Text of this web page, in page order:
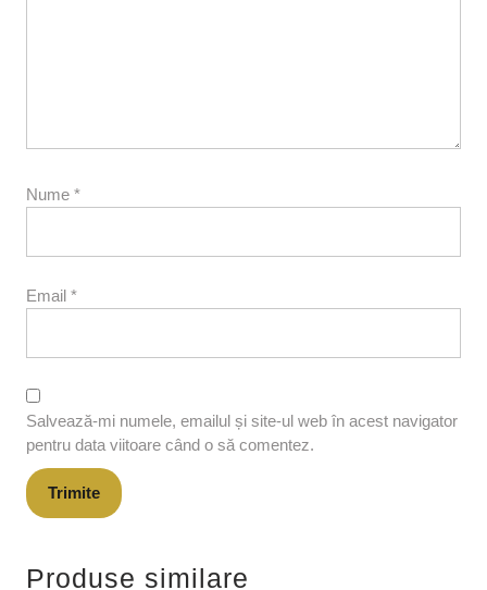
Nume *
Email *
Salvează-mi numele, emailul și site-ul web în acest navigator
pentru data viitoare când o să comentez.
Produse similare